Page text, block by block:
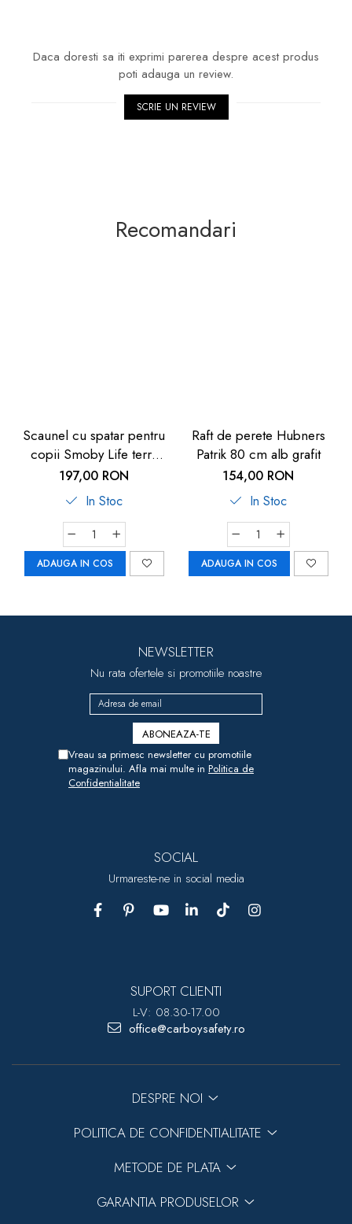
Daca doresti sa iti exprimi parerea despre acest produs
poti adauga un review.
SCRIE UN REVIEW
Recomandari
Scaunel cu spatar pentru
copii Smoby Life terra
cotta
197,00 RON
In Stoc
ADAUGA IN COS
Raft de perete Hubners
Patrik 80 cm alb grafit
154,00 RON
In Stoc
ADAUGA IN COS
NEWSLETTER
Nu rata ofertele si promotiile noastre
Vreau sa primesc newsletter cu promotiile
magazinului. Afla mai multe in Politica de
Confidentialitate
SOCIAL
Urmareste-ne in social media
SUPORT CLIENTI
L-V: 08.30-17.00
office@carboysafety.ro
DESPRE NOI
POLITICA DE CONFIDENTIALITATE
METODE DE PLATA
GARANTIA PRODUSELOR